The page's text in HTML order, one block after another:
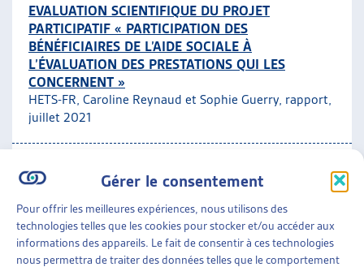
Gérer le consentement
Pour offrir les meilleures expériences, nous utilisons des
technologies telles que les cookies pour stocker et/ou accéder aux
informations des appareils. Le fait de consentir à ces technologies
nous permettra de traiter des données telles que le comportement
EVALUATION SCIENTIFIQUE DU PROJET
PARTICIPATIF « PARTICIPATION DES
BÉNÉFICIAIRES DE L’AIDE SOCIALE À
L’ÉVALUATION DES PRESTATIONS QUI LES
CONCERNENT »
HETS-FR, Caroline Reynaud et Sophie Guerry, rapport,
juillet 2021
PERSPECTIVES»DOCUMENTS DE RÉFLEXION»
ECOUTER LA VOIX DES BÉNÉFICIAIRES DE L’AIDE